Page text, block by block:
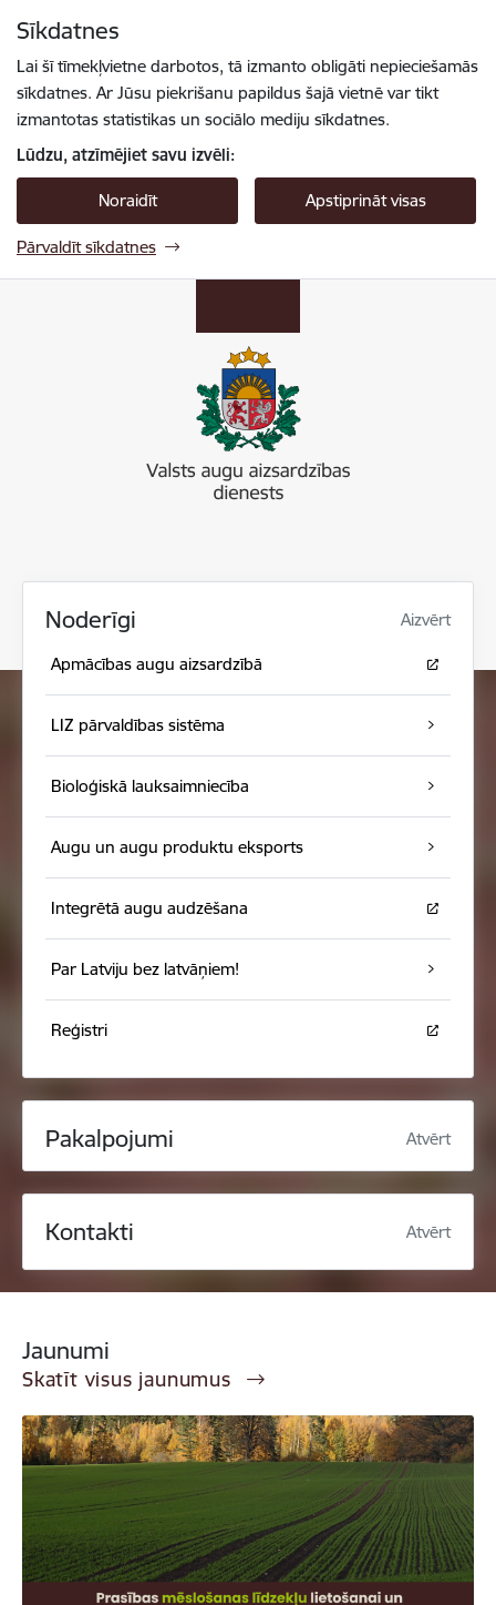
Sīkdatnes
Lai šī tīmekļvietne darbotos, tā izmanto obligāti nepieciešamās
sīkdatnes. Ar Jūsu piekrišanu papildus šajā vietnē var tikt
izmantotas statistikas un sociālo mediju sīkdatnes.
Lūdzu, atzīmējiet savu izvēli:
Noraidīt Apstiprināt visas
Pārvaldīt sīkdatnes
Noderīgi Aizvērt
Apmācības augu aizsardzībā
LIZ pārvaldības sistēma
Bioloģiskā lauksaimniecība
Augu un augu produktu eksports
Integrētā augu audzēšana
Par Latviju bez latvāņiem!
Reģistri
Pakalpojumi Atvērt
Kontakti Atvērt
Jaunumi
Skatīt visus jaunumus